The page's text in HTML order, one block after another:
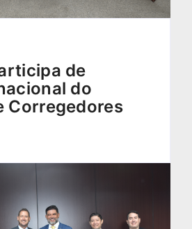
de
do
Corregedores